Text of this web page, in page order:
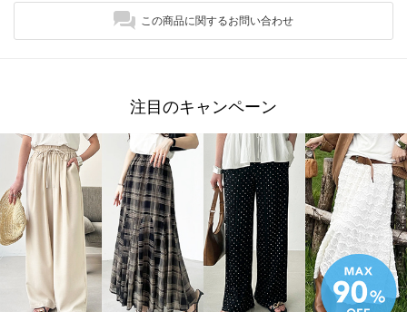
この商品に関するお問い合わせ
注目のキャンペーン